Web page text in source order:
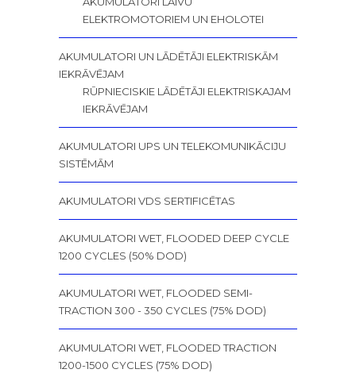
ELEKTROMOTORIEM UN EHOLOTEI
AKUMULATORI UN LĀDĒTĀJI ELEKTRISKĀM
IEKRĀVĒJAM
RŪPNIECISKIE LĀDĒTĀJI ELEKTRISKAJAM
IEKRĀVĒJAM
AKUMULATORI UPS UN TELEKOMUNIKĀCIJU
SISTĒMĀM
AKUMULATORI VDS SERTIFICĒTAS
AKUMULATORI WET, FLOODED DEEP CYCLE
1200 CYCLES (50% DOD)
AKUMULATORI WET, FLOODED SEMI-
TRACTION 300 - 350 CYCLES (75% DOD)
AKUMULATORI WET, FLOODED TRACTION
1200-1500 CYCLES (75% DOD)